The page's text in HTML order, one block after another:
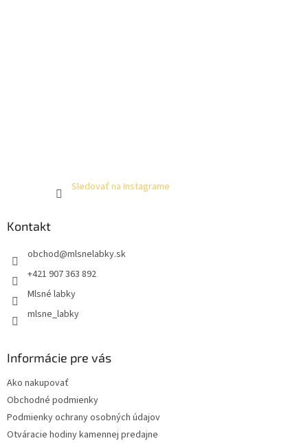
Sledovať na Instagrame
Kontakt
obchod@mlsnelabky.sk
+421 907 363 892
Mlsné labky
mlsne_labky
Informácie pre vás
Ako nakupovať
Obchodné podmienky
Podmienky ochrany osobných údajov
Otváracie hodiny kamennej predajne